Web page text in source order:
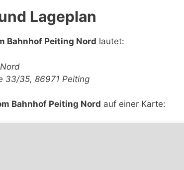
Lageplan
Bahnhof Peiting Nord lautet:
33/35, 86971 Peiting
Bahnhof Peiting Nord auf einer Karte: